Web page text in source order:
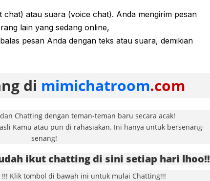
chat) atau suara (voice chat). Anda mengirim pesan
lain yang sedang online,
pesan Anda dengan teks atau suara, demikian
di mimichatroom.com
Chatting dengan teman-teman baru secara acak!
Kamu atau pun di rahasiakan. Ini hanya untuk bersenang-
senang!
ikut chatting di sini setiap hari lhoo!!
Klik tombol di bawah ini untuk mulai Chatting!!!